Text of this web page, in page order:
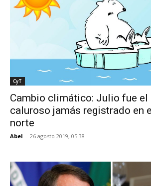
CyT
Cambio climático: Julio fue el
caluroso jamás registrado en
norte
Abel - 26 agosto 2019, 05:38